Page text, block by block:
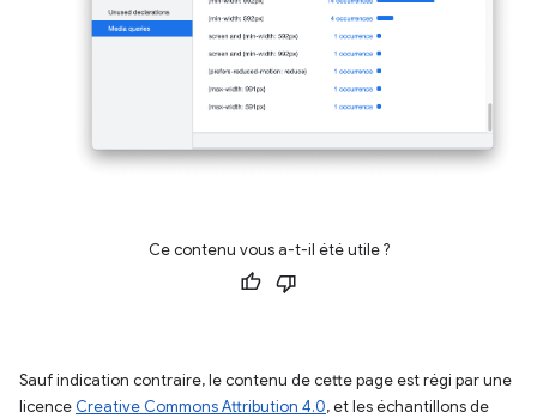
Ce contenu vous a-t-il été utile ?
Sauf indication contraire, le contenu de cette page est régi par une
licence Creative Commons Attribution 4.0, et les échantillons de